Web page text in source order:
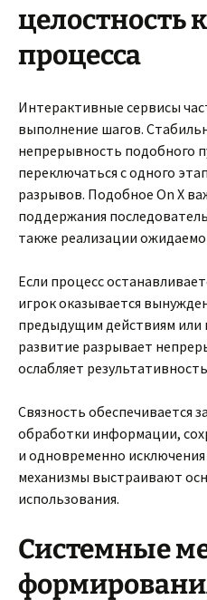
целостность
процесса
Интерактивные сервисы
выполнение шагов.
непрерывность подобного
переключаться с одного
разрывов. Подобное On X
поддержания
также реализации
Если процесс
игрок оказывается
предыдущим действиям или
развитие разрывает
ослабляет
Связность обеспечивается
обработки информации,
и одновременно исключения
механизмы выстраивают
использования.
Системные